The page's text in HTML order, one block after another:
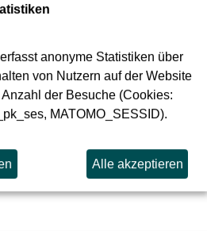
Franziska Roth und Anna
Montags bis freitags von 9
0171 862 41 85, per E-Mail
sowie nach Vereinbarung
Ort auf der Baustelle.
anonyme Statistiken über
von Nutzern auf der Website
der Besuche (Cookies:
MATOMO_SESSID).
Alle akzeptieren